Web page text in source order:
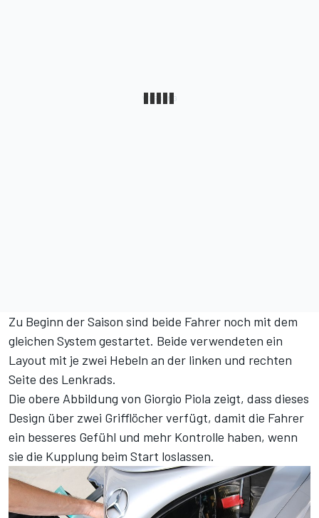
Zu Beginn der Saison sind beide Fahrer noch mit dem
gleichen System gestartet. Beide verwendeten ein
Layout mit je zwei Hebeln an der linken und rechten
Seite des Lenkrads.
Die obere Abbildung von Giorgio Piola zeigt, dass dieses
Design über zwei Grifflöcher verfügt, damit die Fahrer
ein besseres Gefühl und mehr Kontrolle haben, wenn
sie die Kupplung beim Start loslassen.